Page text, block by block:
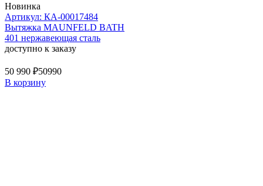
Новинка
Артикул: КА-00017484
Вытяжка MAUNFELD BATH
401 нержавеющая сталь
доступно к заказу
50 990 ₽50990
В корзину